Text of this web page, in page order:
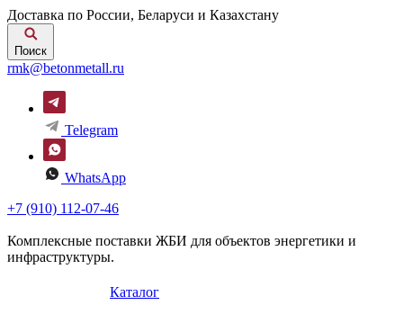
Доставка по России, Беларуси и Казахстану
Поиск
rmk@betonmetall.ru
Telegram
WhatsApp
+7 (910) 112-07-46
Комплексные поставки ЖБИ для объектов энергетики и
инфраструктуры.
Каталог